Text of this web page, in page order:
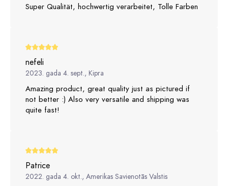
Super Qualität, hochwertig verarbeitet, Tolle Farben
nefeli
2023. gada 4. sept., Kipra
Amazing product, great quality just as pictured if
not better :) Also very versatile and shipping was
quite fast!
Patrice
2022. gada 4. okt., Amerikas Savienotās Valstis